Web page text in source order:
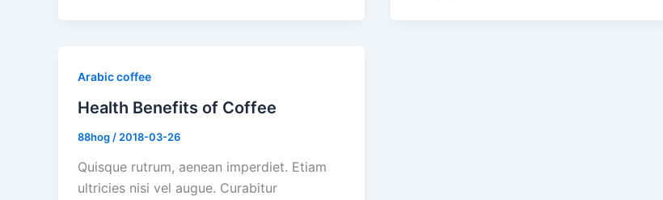
Arabic coffee
Health Benefits of Coffee
88hog / 2018-03-26
Quisque rutrum, aenean imperdiet. Etiam
ultricies nisi vel augue. Curabitur